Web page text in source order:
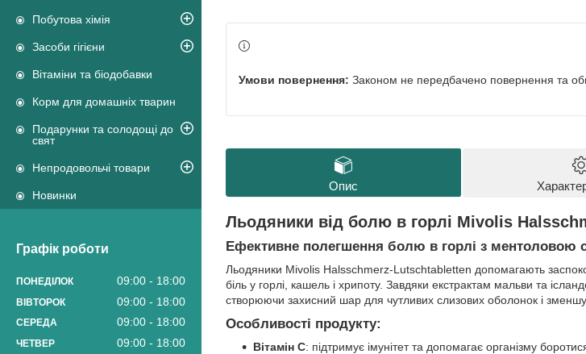
Побутова хімія
Засоби гігієни
Вітаміни та біодобавки
Корм для домашніх тварин
Подарунки та солодощі до
свят
Непродовольчі товари
Новинки
Графік роботи
ПОНЕДІЛОК 09:00 18:00
ВІВТОРОК 09:00 18:00
СЕРЕДА 09:00 18:00
ЧЕТВЕР 09:00 18:00
Законом не передбачено повернення та
Опис
Льодяники від болю в горлі Mivolis
Ефективне полегшення болю в горлі з ментоловою
Льодяники Mivolis Halsschmerz-Lutschtabletten допомагають
біль у горлі, кашель і хрипоту. Завдяки екстрактам мальви та
створюючи захисний шар для чутливих слизових оболонок і
Особливості продукту:
Вітамін C: підтримує імунітет та допомагає організму